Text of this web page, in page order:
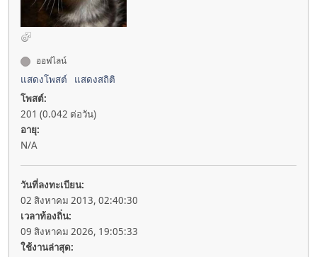
ออฟไลน์
แสดงโพสต์
แสดงสถิติ
โพสต์:
201 (0.042 ต่อวัน)
อายุ:
N/A
วันที่ลงทะเบียน:
02 สิงหาคม 2013, 02:40:30
เวลาท้องถิ่น:
09 สิงหาคม 2026, 19:05:33
ใช้งานล่าสุด: